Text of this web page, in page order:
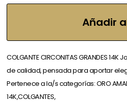
Añadir
COLGANTE CIRCONITAS GRANDES
de calidad, pensada para aportar
Pertenece a la/s categorías: ORO
14K,COLGANTES,